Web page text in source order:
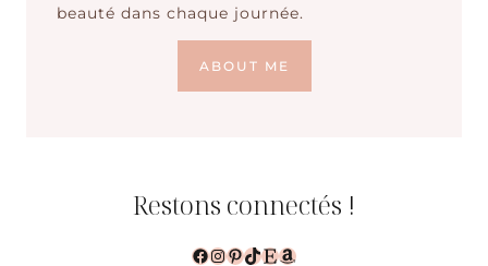
beauté dans chaque journée.
ABOUT ME
Restons connectés !
Facebook
Instagram
Pinterest
TikTok
EtsyAmazon